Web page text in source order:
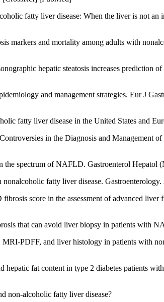
fatty liver disease: When the liver is not
and mortality among adults with
hepatic steatosis increases prediction
and management strategies. Eur J
fatty liver disease in the United States and
in the Diagnosis and Management
spectrum of NAFLD. Gastroenterol Hepatol
fatty liver disease.
score in the assessment of advanced liver
that can avoid liver biopsy in patients with
PDFF, and liver histology in patients with
fat content in type 2 diabetes patients
non-alcoholic fatty liver disease?